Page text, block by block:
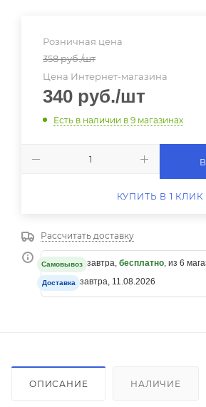
Розничная цена
358руб./шт
Цена Интернет-магазина
340 руб./шт
Есть в наличии в 9 магазинах
КУПИТЬ В 1 КЛИК
Рассчитать доставку
Самовывоз завтра, бесплатно, из 6
Доставка завтра, 11.08.2026
ОПИСАНИЕ НАЛИЧИЕ